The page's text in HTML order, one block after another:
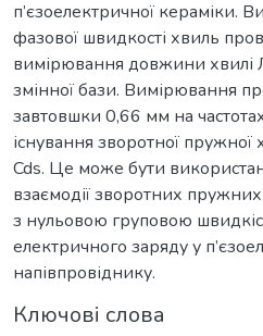
п’єзоелектричної кераміки.
фазової швидкості хвиль
вимірювання довжини
змінної бази. Вимірювання
завтовшки 0,66 мм на
існування зворотної пружної
Cds. Це може бути
взаємодії зворотних
з нульовою груповою
електричного заряду у
напівпровіднику.
Ключові слова